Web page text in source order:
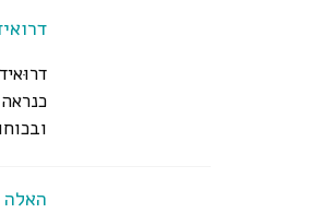
האלה